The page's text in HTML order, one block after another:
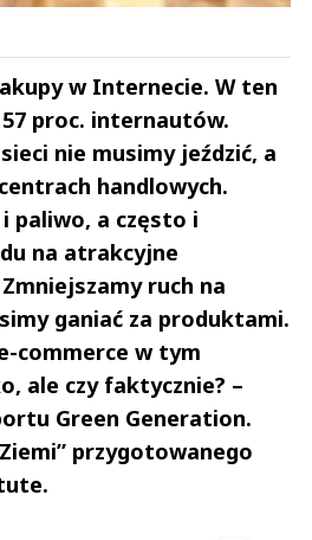
w Internecie. W ten
proc. internautów.
nie musimy jeździć, a
handlowych.
i paliwo, a często i
na atrakcyjne
ruch na
ganiać za produktami.
commerce w tym
ale czy faktycznie? –
Green Generation.
przygotowanego